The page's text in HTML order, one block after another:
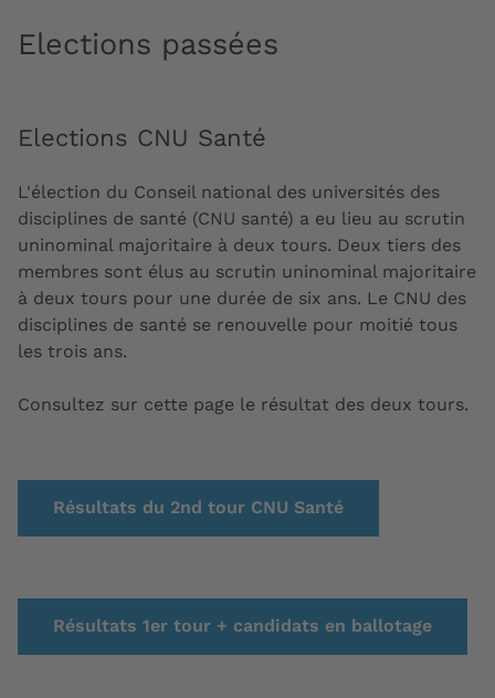
Elections passées
Elections CNU Santé
L'élection du Conseil national des universités des
disciplines de santé (CNU santé) a eu lieu au scrutin
uninominal majoritaire à deux tours. Deux tiers des
membres sont élus au scrutin uninominal majoritaire
à deux tours pour une durée de six ans. Le CNU des
disciplines de santé se renouvelle pour moitié tous
les trois ans.
Consultez sur cette page le résultat des deux tours.
Résultats du 2nd tour CNU Santé
Résultats 1er tour + candidats en ballotage